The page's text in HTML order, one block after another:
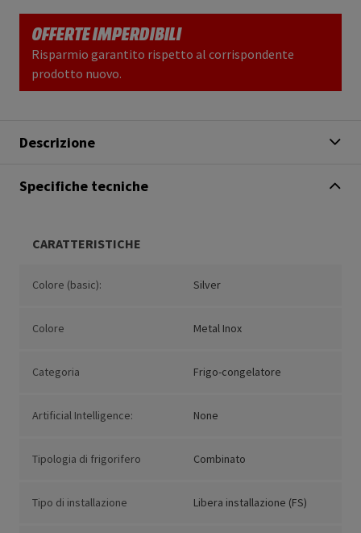
OFFERTE IMPERDIBILI
Risparmio garantito rispetto al corrispondente
prodotto nuovo.
Descrizione
Specifiche tecniche
CARATTERISTICHE
Colore (basic): Silver
Colore Metal Inox
Categoria Frigo-congelatore
Artificial Intelligence: None
Tipologia di frigorifero Combinato
Tipo di installazione Libera installazione (FS)